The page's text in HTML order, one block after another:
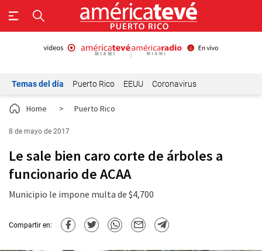
Temas del día Puerto Rico EEUU Coronavirus
Home > Puerto Rico
8 de mayo de 2017
Le sale bien caro corte de árboles a
funcionario de ACAA
Municipio le impone multa de $4,700
Compartir en: